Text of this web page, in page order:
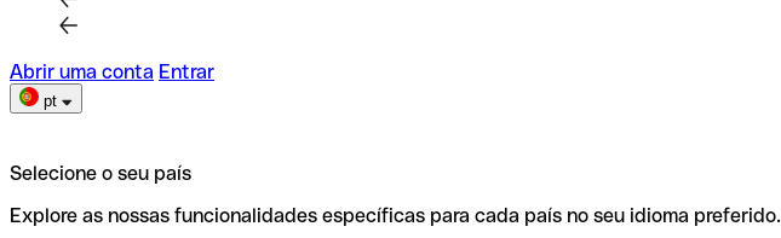
Abrir uma conta Entrar
pt
Selecione o seu país
Explore as nossas funcionalidades específicas para cada país no seu idioma preferido.